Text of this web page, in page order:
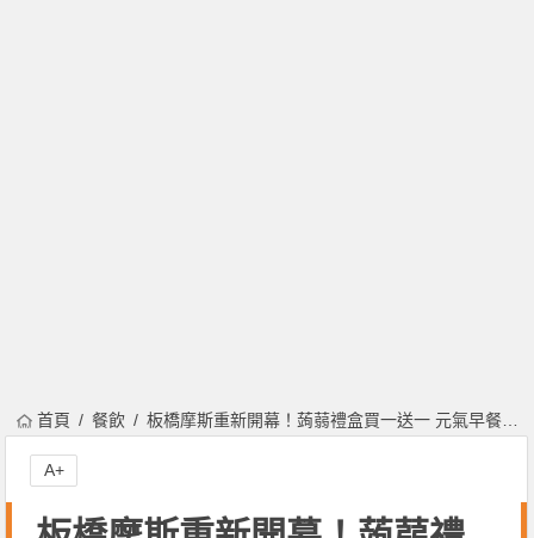
首頁 餐飲 板橋摩斯重新開幕！蒟蒻禮盒買一送一 元氣早餐兩套 100 元
A+